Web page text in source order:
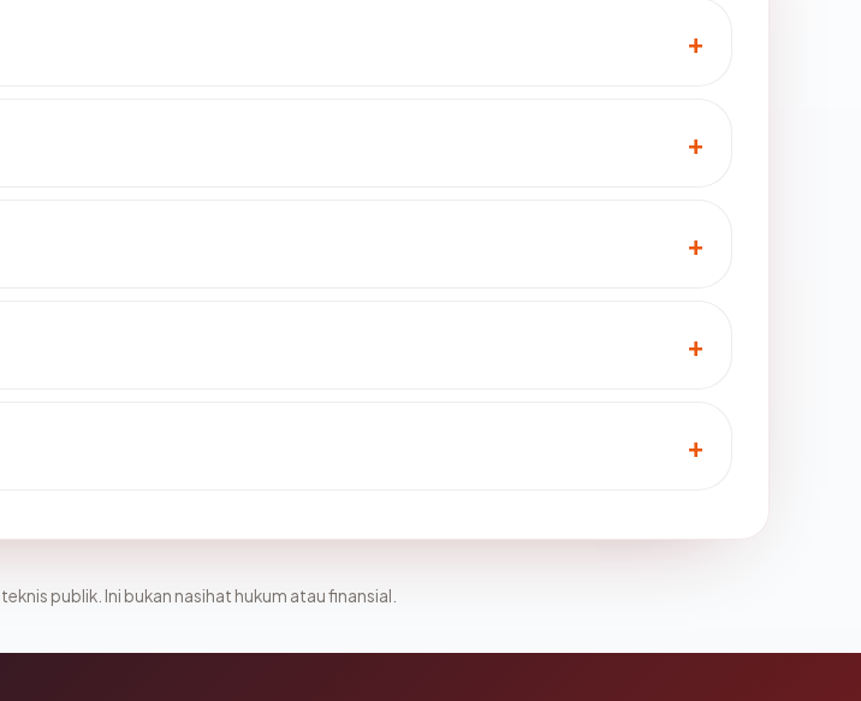
publik. Ini bukan nasihat hukum atau finansial.